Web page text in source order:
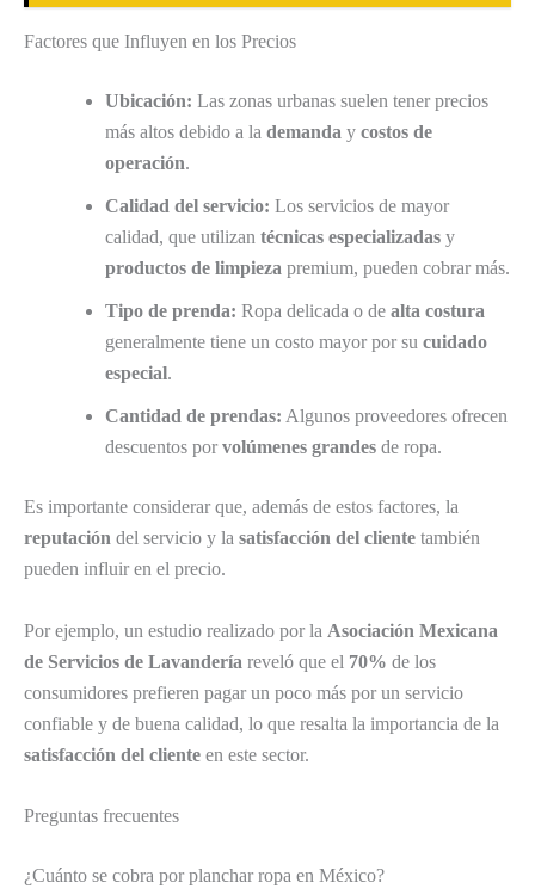
Factores que Influyen en los Precios
Ubicación: Las zonas urbanas suelen tener precios
más altos debido a la demanda y costos de
operación.
Calidad del servicio: Los servicios de mayor
calidad, que utilizan técnicas especializadas y
productos de limpieza premium, pueden cobrar más.
Tipo de prenda: Ropa delicada o de alta costura
generalmente tiene un costo mayor por su cuidado
especial.
Cantidad de prendas: Algunos proveedores ofrecen
descuentos por volúmenes grandes de ropa.
Es importante considerar que, además de estos factores, la
reputación del servicio y la satisfacción del cliente también
pueden influir en el precio.
Por ejemplo, un estudio realizado por la Asociación Mexicana
de Servicios de Lavandería reveló que el 70% de los
consumidores prefieren pagar un poco más por un servicio
confiable y de buena calidad, lo que resalta la importancia de la
satisfacción del cliente en este sector.
Preguntas frecuentes
¿Cuánto se cobra por planchar ropa en México?